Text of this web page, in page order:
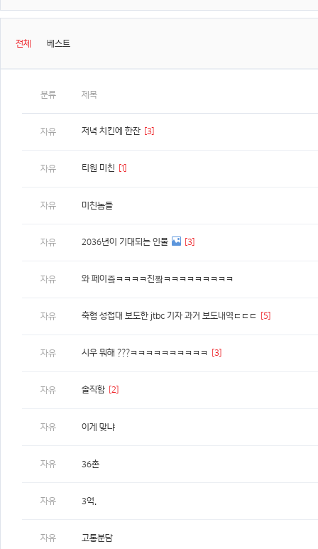
전체 베스트
분류 제목
자유 저녁 치킨에 한잔 [3]
자유 티원 미친 [1]
자유 미친놈들
자유 2036년이 기대되는 인물 [3]
자유 와 페이즠ㅋㅋㅋㅋ진짴ㅋㅋㅋㅋㅋㅋㅋㅋㅋ
자유 축협 성접대 보도한 jtbc 기자 과거 보도내역ㄷㄷㄷ [5]
자유 시우 뭐해 ???ㅋㅋㅋㅋㅋㅋㅋㅋㅋㅋ [3]
자유 솔직함 [2]
자유 이게 맞냐
자유 36촌
자유 3억.
자유 고통분담